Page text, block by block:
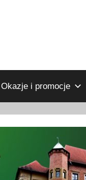
Okazje i promocje